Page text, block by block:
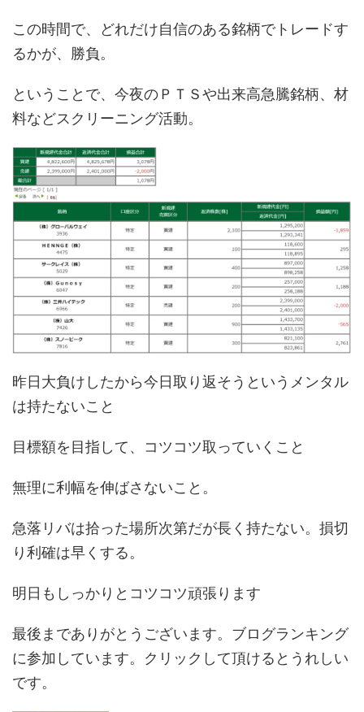
この時間で、どれだけ自信のある銘柄でトレードす
るかが、勝負。
ということで、今夜のＰＴＳや出来高急騰銘柄、材
料などスクリーニング活動。
昨日大負けしたから今日取り返そうというメンタル
は持たないこと
目標額を目指して、コツコツ取っていくこと
無理に利幅を伸ばさないこと。
急落リバは拾った場所次第だが長く持たない。損切
り利確は早くする。
明日もしっかりとコツコツ頑張ります
最後までありがとうございます。ブログランキング
に参加しています。クリックして頂けるとうれしい
です。